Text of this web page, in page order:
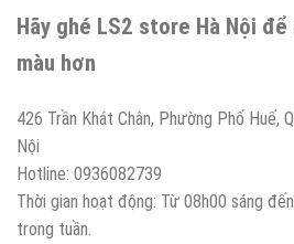
Hãy ghé LS2 store Hà Nội
màu hơn
426 Trần Khát Chân, Phường Phố Huế,
Nội
Hotline: 0936082739
Thời gian hoạt động: Từ 08h00 sáng
trong tuần.